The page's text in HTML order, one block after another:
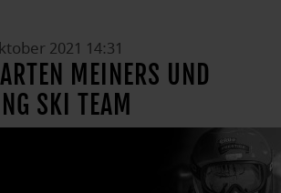
2021 14:31
MEINERS UND
SKI TEAM